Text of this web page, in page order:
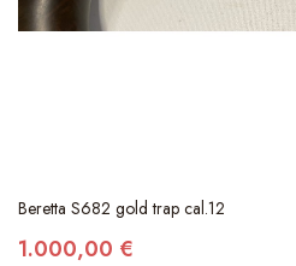
Beretta S682 gold trap cal.12
1.000,00 €